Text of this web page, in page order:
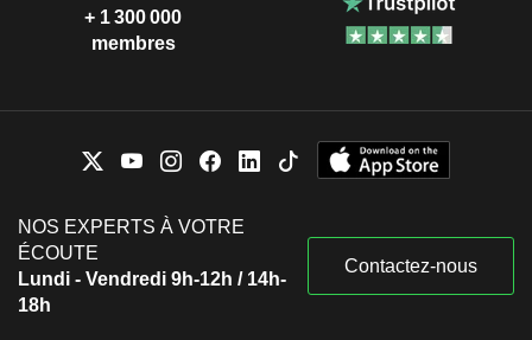
+ 1 300 000
membres
NOS EXPERTS À VOTRE
ÉCOUTE
Lundi - Vendredi 9h-12h / 14h-
18h
Contactez-nous